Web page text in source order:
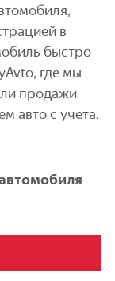
в
быстро
где мы
продажи
авто с учета.